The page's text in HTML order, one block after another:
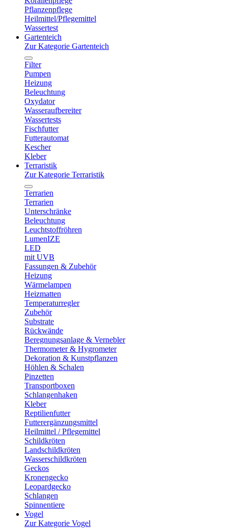
Pflanzenpflege
Heilmittel/Pflegemittel
Wassertest
Gartenteich
Zur Kategorie Gartenteich
Filter
Pumpen
Heizung
Beleuchtung
Oxydator
Wasseraufbereiter
Wassertests
Fischfutter
Futterautomat
Kescher
Kleber
Terraristik
Zur Kategorie Terraristik
Terrarien
Terrarien
Unterschränke
Beleuchtung
Leuchtstoffröhren
LumenIZE
LED
mit UVB
Fassungen & Zubehör
Heizung
Wärmelampen
Heizmatten
Temperaturregler
Zubehör
Substrate
Rückwände
Beregnungsanlage & Vernebler
Thermometer & Hygrometer
Dekoration & Kunstpflanzen
Höhlen & Schalen
Pinzetten
Transportboxen
Schlangenhaken
Kleber
Reptilienfutter
Futterergänzungsmittel
Heilmittel / Pflegemittel
Schildkröten
Landschildkröten
Wasserschildkröten
Geckos
Kronengecko
Leopardgecko
Schlangen
Spinnentiere
Vogel
Zur Kategorie Vogel